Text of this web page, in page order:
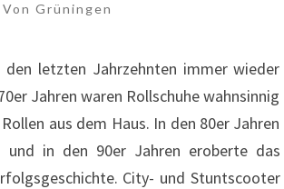
Grüningen
den letzten Jahrzehnten immer wieder
Jahren waren Rollschuhe wahnsinnig
aus dem Haus. In den 80er Jahren
und in den 90er Jahren eroberte das
City- und Stuntscooter